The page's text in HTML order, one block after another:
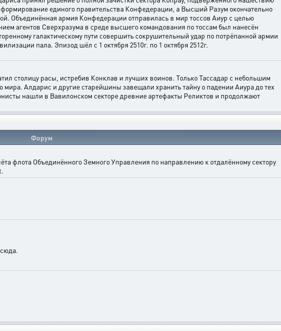
единого правительства Конфедерации, а Высший Разум окончательно
Объединённая армия Конфедерации отправилась в мир тоссов Аиур с целью
агентов Сверхразума в среде высшего командования по тоссам был нанесён
галактическому пути совершить сокрушительный удар по потрёпанной армии
пала. Эпизод шёл с 1 октября 2510г. по 1 октября 2512г.
столицу расы, истребив Конклав и лучших воинов. Только Тассадар с небольшим
мира. Алдарис и другие старейшины завещали хранить тайну о падении Аиура до тех
нашли в Вавилонском секторе древние артефакты Реликтов и продолжают
Форум
флота Объединённого Земного Управления по направлению к отдалённому сектору